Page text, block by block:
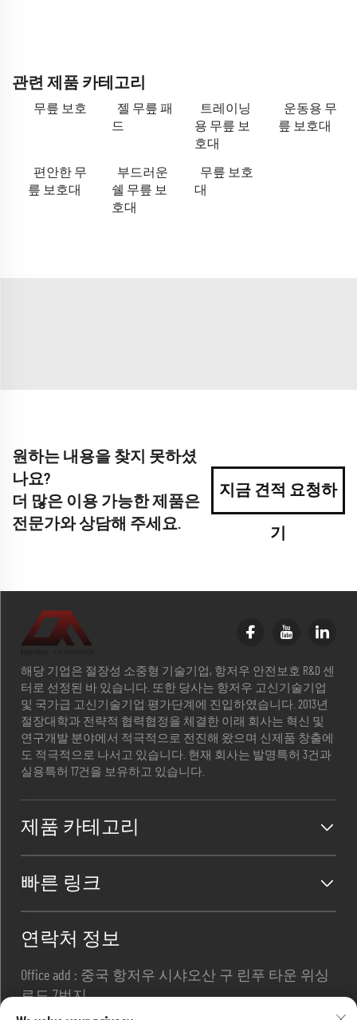
관련 제품 카테고리
무릎 보호
젤 무릎 패
드
트레이닝
용 무릎 보
호대
운동용 무
릎 보호대
편안한 무
릎 보호대
부드러운
쉘 무릎 보
호대
무릎 보호
대
원하는 내용을 찾지 못하셨
나요?
더 많은 이용 가능한 제품은
전문가와 상담해 주세요.
지금 견적 요청하
기
해당 기업은 절장성 소중형 기술기업, 항저우 안전보호 R&D 센
터로 선정된 바 있습니다. 또한 당사는 항저우 고신기술기업
및 국가급 고신기술기업 평가단계에 진입하였습니다. 2013년
절장대학과 전략적 협력협정을 체결한 이래 회사는 혁신 및
연구개발 분야에서 적극적으로 전진해 왔으며 신제품 창출에
도 적극적으로 나서고 있습니다. 현재 회사는 발명특허 3건과
실용특허 17건을 보유하고 있습니다.
제품 카테고리
빠른 링크
연락처 정보
Office add : 중국 항저우 시샤오산 구 린푸 타운 위싱
로드 7번지
이메일 :[email protected]